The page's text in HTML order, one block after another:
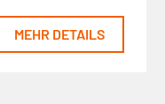
MEHR DETAILS